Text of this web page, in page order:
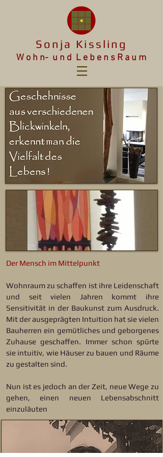
Sonja Kissling
W o h n- u n d L e b e n s R a u m
Der Mensch im Mittelpunkt
Wohnraum zu schaffen ist ihre Leidenschaft
und seit vielen Jahren kommt ihre
Sensitivität in der Baukunst zum Ausdruck.
Mit der ausgeprägten Intuition hat sie vielen
Bauherren ein gemütliches und geborgenes
Zuhause geschaffen. Immer schon spürte
sie intuitiv, wie Häuser zu bauen und Räume
zu gestalten sind.
Nun ist es jedoch an der Zeit, neue Wege zu
gehen, einen neuen Lebensabschnitt
einzuläuten